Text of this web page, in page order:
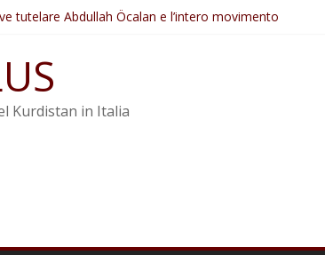
tutelare Abdullah Öcalan e l’intero movimento
Apo ostacolerebbe l’attuazione della legge
i crimini di guerra dell’Iran
essere trasformata in legge positiva
Kurdistan in Italia